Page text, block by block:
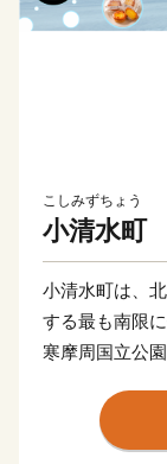
こしみずちょう
小清水町
小清水町は、
する最も南限
寒摩周国立公
農業の最盛期
道」と名付け